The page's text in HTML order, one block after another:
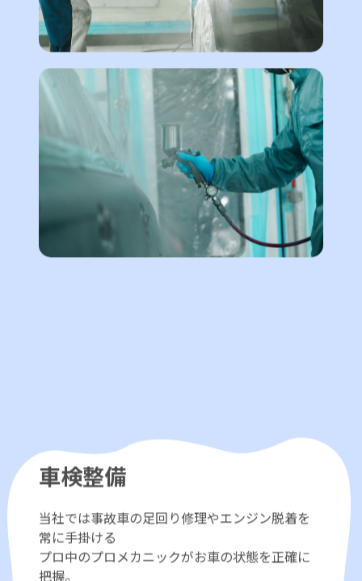
当社では事故車の足回り修理やエンジン脱着を
常に手掛ける